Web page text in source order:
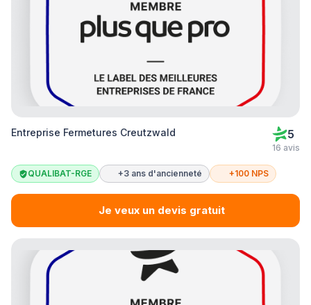
Entreprise Fermetures Creutzwald 5
16 avis
QUALIBAT-RGE +3 ans d'ancienneté +100 NPS
Je veux un devis gratuit